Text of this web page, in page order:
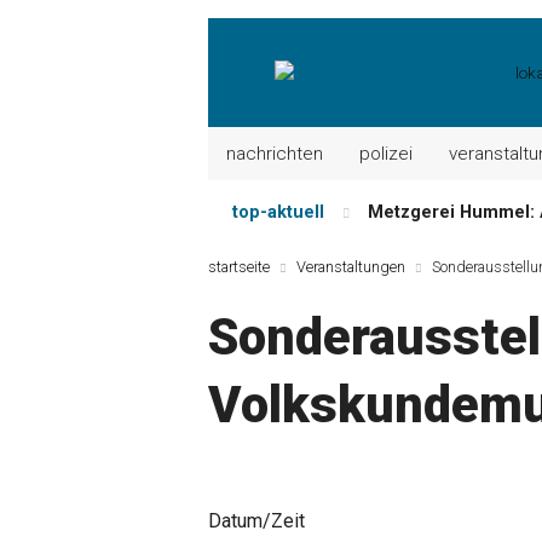
nachrichten polizei
top-aktuell Metzgerei Hummel:
Der „deutsche
Maxhütter
Nutzen Sie aktuelle
startseite Veranstaltungen
Datum/Zeit